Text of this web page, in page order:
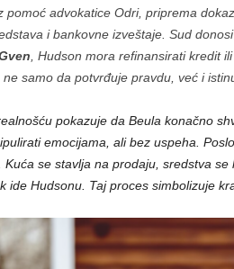
pomoć advokatice Odri, priprema
i bankovne izveštaje. Sud
, Hudson mora refinansirati kredit
samo da potvrđuje pravdu, već i
pokazuje da Beula konačno
emocijama, ali bez uspeha.
Kuća se stavlja na prodaju, sredstva
ide Hudsonu. Taj proces simbolizuje